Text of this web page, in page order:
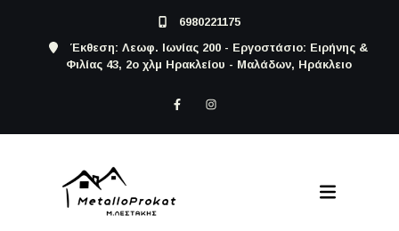
6980221175
Έκθεση: Λεωφ. Ιωνίας 200 - Εργοστάσιο: Ειρήνης &
Φιλίας 43, 2ο χλμ Ηρακλείου - Μαλάδων, Ηράκλειο